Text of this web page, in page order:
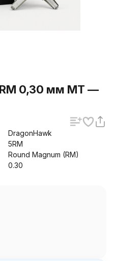
0,30 мм MT —
DragonHawk
5RM
Round Magnum (RM)
0.30